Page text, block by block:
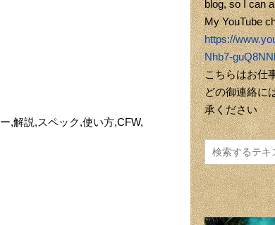
,解説,スペック,使い方,CFW,
blog, so I can
My YouTube
https://
Nhb7-
こちらはお仕
どの御連絡に
承ください